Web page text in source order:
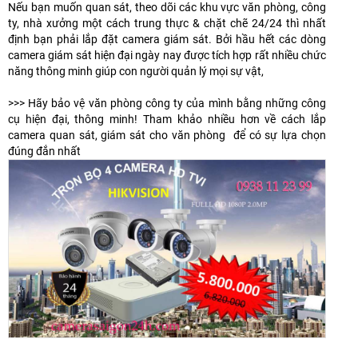
Nếu bạn muốn quan sát, theo dõi các khu vực văn phòng, công
ty, nhà xưởng một cách trung thực & chặt chẽ 24/24 thì nhất
định bạn phải lắp đặt camera giám sát. Bởi hầu hết các dòng
camera giám sát hiện đại ngày nay được tích hợp rất nhiều chức
năng thông minh giúp con người quản lý mọi sự vật,
>>> Hãy bảo vệ văn phòng công ty của mình bằng những công
cụ hiện đại, thông minh! Tham khảo nhiều hơn về cách lắp
camera quan sát, giám sát cho văn phòng để có sự lựa chọn
đúng đắn nhất